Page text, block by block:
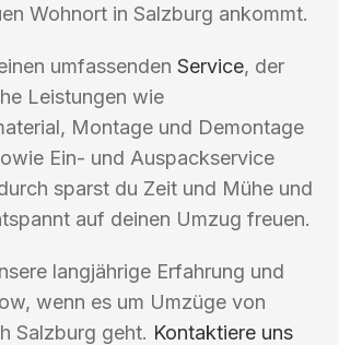
Wohnort in Salzburg ankommt.
umfassenden Service, der
Leistungen wie
Montage und Demontage
Ein- und Auspackservice
sparst du Zeit und Mühe und
auf deinen Umzug freuen.
langjährige Erfahrung und
wenn es um Umzüge von
Salzburg geht. Kontaktiere uns